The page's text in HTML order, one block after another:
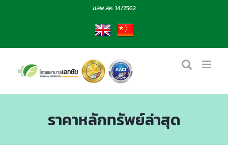
ฆสพ.สค. 14/2562
EN CN
ราคาหลักทรัพย์ล่าสุด